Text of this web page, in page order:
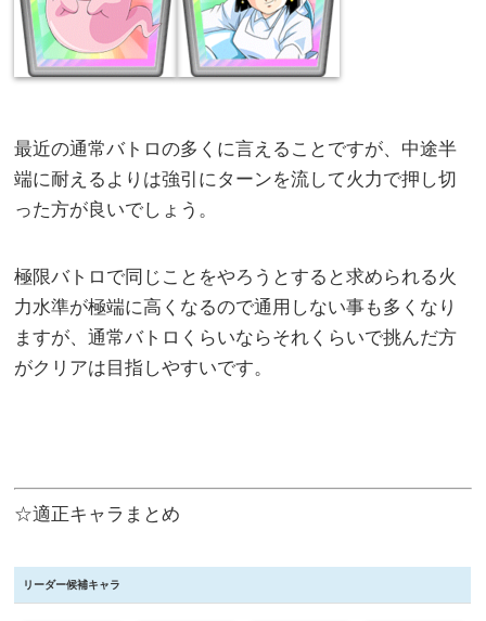
最近の通常バトロの多くに言えることですが、中途半
端に耐えるよりは強引にターンを流して火力で押し切
った方が良いでしょう。
極限バトロで同じことをやろうとすると求められる火
力水準が極端に高くなるので通用しない事も多くなり
ますが、通常バトロくらいならそれくらいで挑んだ方
がクリアは目指しやすいです。
☆適正キャラまとめ
リーダー候補キャラ